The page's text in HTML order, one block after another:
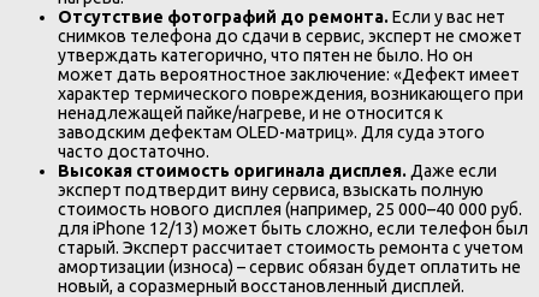
Отсутствие фотографий до ремонта.Если у вас нет
снимков телефона до сдачи в сервис, эксперт не сможет
утверждать категорично, что пятен не было. Но он
может дать вероятностное заключение: «Дефект имеет
характер термического повреждения, возникающего при
ненадлежащей пайке/нагреве, и не относится к
заводским дефектам OLED-матриц». Для суда этого
часто достаточно.
Высокая стоимость оригинала дисплея. Даже если
эксперт подтвердит вину сервиса, взыскать полную
стоимость нового дисплея (например, 25 000–40 000 руб.
для iPhone 12/13) может быть сложно, если телефон был
старый. Эксперт рассчитает стоимость ремонта с учетом
амортизации (износа) – сервис обязан будет оплатить не
новый, а соразмерный восстановленный дисплей.